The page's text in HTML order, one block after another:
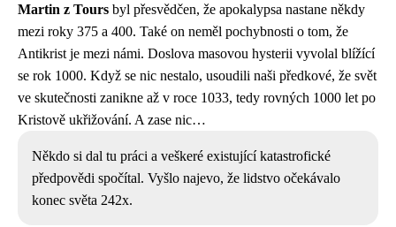
Martin z Tours byl přesvědčen, že apokalypsa nastane někdy
mezi roky 375 a 400. Také on neměl pochybnosti o tom, že
Antikrist je mezi námi. Doslova masovou hysterii vyvolal blížící
se rok 1000. Když se nic nestalo, usoudili naši předkové, že svět
ve skutečnosti zanikne až v roce 1033, tedy rovných 1000 let po
Kristově ukřižování. A zase nic…
Někdo si dal tu práci a veškeré existující katastrofické
předpovědi spočítal. Vyšlo najevo, že lidstvo očekávalo
konec světa 242x.